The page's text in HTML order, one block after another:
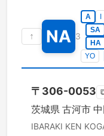
↑ NA 3
A
SA
HA
YO
〒 306-0053
茨城県 古河市
IBARAKI KEN